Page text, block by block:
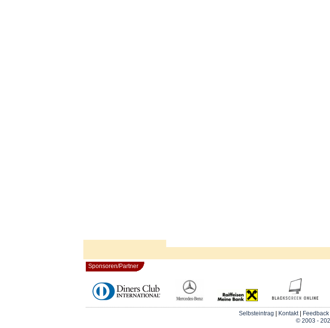
Sponsoren/Partner
Selbsteintrag Kontakt| Feedback|
© 2003 -